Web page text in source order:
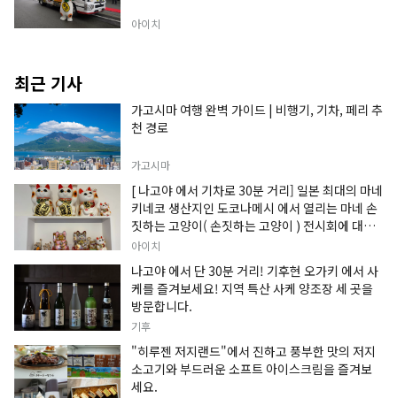
아이치
최근 기사
가고시마 여행 완벽 가이드 | 비행기, 기차, 페리 추
천 경로
가고시마
[ 나고야 에서 기차로 30분 거리] 일본 최대의 마네
키네코 생산지인 도코나메시 에서 열리는 마네 손
짓하는 고양이( 손짓하는 고양이 ) 전시회에 대한
정보입니다.
아이치
나고야 에서 단 30분 거리! 기후현 오가키 에서 사
케를 즐겨보세요! 지역 특산 사케 양조장 세 곳을
방문합니다.
기후
"히루젠 저지랜드"에서 진하고 풍부한 맛의 저지
소고기와 부드러운 소프트 아이스크림을 즐겨보
세요.